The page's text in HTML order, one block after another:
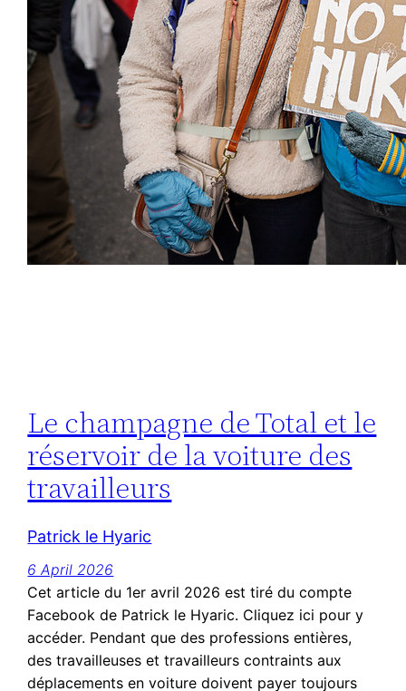
Le champagne de Total et le
réservoir de la voiture des
travailleurs
Patrick le Hyaric
6 April 2026
Cet article du 1er avril 2026 est tiré du compte
Facebook de Patrick le Hyaric. Cliquez ici pour y
accéder. Pendant que des professions entières,
des travailleuses et travailleurs contraints aux
déplacements en voiture doivent payer toujours